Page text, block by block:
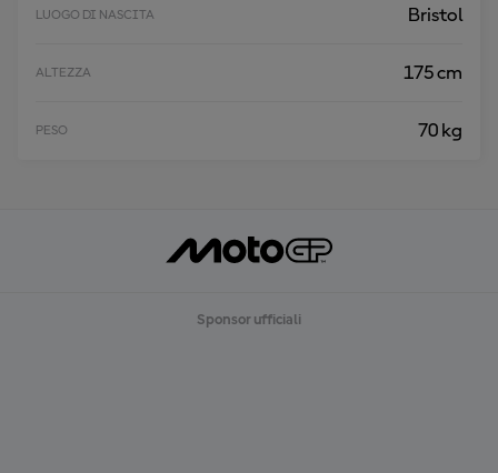
LUOGO DI NASCITA Bristol
ALTEZZA 175 cm
PESO 70 kg
Sponsor ufficiali